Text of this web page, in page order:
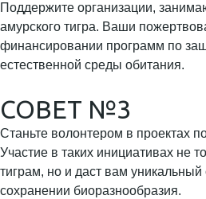
Поддержите организации,
амурского тигра. Ваши
финансировании программ по
естественной среды обитания.
СОВЕТ №3
Станьте волонтером в проектах
Участие в таких инициативах не
тиграм, но и даст вам
сохранении биоразнообразия.